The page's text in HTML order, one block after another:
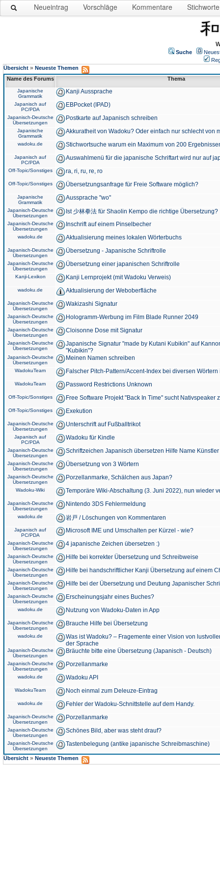
Neueintrag Vorschläge Kommentare Stichworte
Suche
Übersicht » Neueste Themen
Name des Forums
Thema
Japanische
Grammatik
Kanji Aussprache
Japanisch auf
PC/PDA
EBPocket (IPAD)
Japanisch-Deutsche
Übersetzungen
Postkarte auf Japanisch schreiben
Japanische
Grammatik
Akkuratheit von Wadoku? Oder einfach nur schlecht von
wadoku.de Stichwortsuche warum ein Maximum von 200
Japanisch auf
PC/PDA
Auswahlmenü für die japanische Schriftart wird nur auf
Off-Topic/Sonstiges ra, ri, ru, re, ro
Off-Topic/Sonstiges Übersetzungsanfrage für Freie Software möglich?
Japanische
Grammatik
Aussprache "wo"
Japanisch-Deutsche
Übersetzungen
Ist 少林拳法 für Shaolin Kempo die richtige Übersetzung?
Japanisch-Deutsche
Übersetzungen
Inschrift auf einem Pinselbecher
wadoku.de Aktualisierung meines lokalen Wörterbuchs
Japanisch-Deutsche
Übersetzungen
Übersetzung - Japanische Schriftrolle
Japanisch-Deutsche
Übersetzungen
Übersetzung einer japanischen Schriftrolle
Kanji-Lexikon Kanji Lernprojekt (mit Wadoku Verweis)
wadoku.de Aktualisierung der Weboberfläche
Japanisch-Deutsche
Übersetzungen
Wakizashi Signatur
Japanisch-Deutsche
Übersetzungen
Hologramm-Werbung im Film Blade Runner 2049
Japanisch-Deutsche
Übersetzungen
Cloisonne Dose mit Signatur
Japanisch-Deutsche
Übersetzungen
Japanische Signatur "made by Kutani Kubikin" auf
"Kubikin"?
Japanisch-Deutsche
Übersetzungen
Meinen Namen schreiben
WadokuTeam Falscher Pitch-Pattern/Accent-Index bei diversen
WadokuTeam Password Restrictions Unknown
Off-Topic/Sonstiges Free Software Projekt "Back In Time" sucht Nativspeaker
Off-Topic/Sonstiges Exekution
Japanisch-Deutsche
Übersetzungen
Unterschrift auf Fußballtrikot
Japanisch auf
PC/PDA
Wadoku für Kindle
Japanisch-Deutsche
Übersetzungen
Schriftzeichen Japanisch übersetzen Hilfe Name
Japanisch-Deutsche
Übersetzungen
Übersetzung von 3 Wörtern
Japanisch-Deutsche
Übersetzungen
Porzellanmarke, Schälchen aus Japan?
Wadoku-Wiki Temporäre Wiki-Abschaltung (3. Juni 2022), nun wieder
Japanisch-Deutsche
Übersetzungen
Nintendo 3DS Fehlermeldung
wadoku.de 岩戸 / Löschungen von Kommentaren
Japanisch auf
PC/PDA
Microsoft IME und Umschalten per Kürzel - wie?
Japanisch-Deutsche
Übersetzungen
4 japanische Zeichen übersetzen :)
Japanisch-Deutsche
Übersetzungen
Hilfe bei korrekter Übersetzung und Schreibweise
Japanisch-Deutsche
Übersetzungen
Hilfe bei handschriftlicher Kanji Übersetzung auf einem
Japanisch-Deutsche
Übersetzungen
Hilfe bei der Übersetzung und Deutung Japanischer
Japanisch-Deutsche
Übersetzungen
Erscheinungsjahr eines Buches?
wadoku.de Nutzung von Wadoku-Daten in App
Japanisch-Deutsche
Übersetzungen
Brauche Hilfe bei Übersetzung
wadoku.de
Was ist Wadoku? – Fragemente einer Vision von
der Sprache
Japanisch-Deutsche
Übersetzungen
Bräuchte bitte eine Übersetzung (Japanisch - Deutsch)
Japanisch-Deutsche
Übersetzungen
Porzellanmarke
wadoku.de Wadoku API
WadokuTeam Noch einmal zum Deleuze-Eintrag
wadoku.de Fehler der Wadoku-Schnittstelle auf dem Handy.
Japanisch-Deutsche
Übersetzungen
Porzellanmarke
Japanisch-Deutsche
Übersetzungen
Schönes Bild, aber was steht drauf?
Japanisch-Deutsche
Übersetzungen
Tastenbelegung (antike japanische Schreibmaschine)
Übersicht » Neueste Themen